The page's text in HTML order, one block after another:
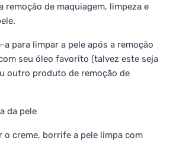
remoção de maquiagem, limpeza e
a para limpar a pele após a remoção
seu óleo favorito (talvez este seja
outro produto de remoção de
da pele
o creme, borrife a pele limpa com